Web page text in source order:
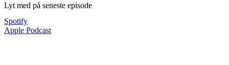
Lyt med på seneste episode
Spotify
Apple Podcast